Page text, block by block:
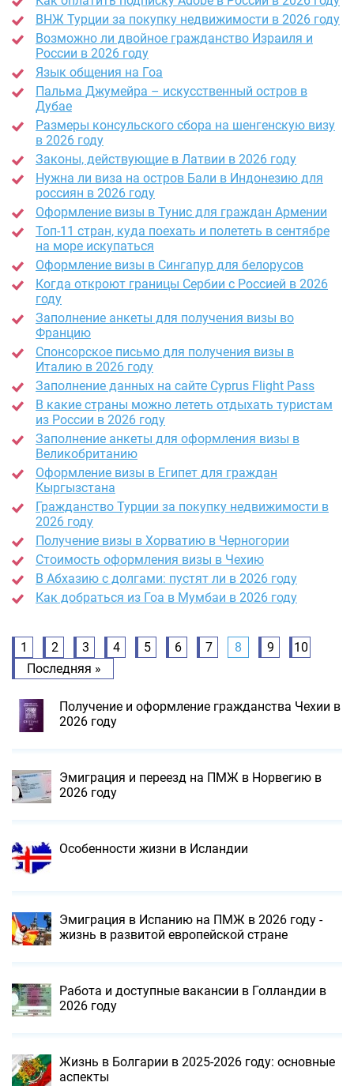
ВНЖ Турции за покупку недвижимости в 2026 году
Возможно ли двойное гражданство Израиля и
России в 2026 году
Язык общения на Гоа
Пальма Джумейра – искусственный остров в
Дубае
Размеры консульского сбора на шенгенскую визу
в 2026 году
Законы, действующие в Латвии в 2026 году
Нужна ли виза на остров Бали в Индонезию для
россиян в 2026 году
Оформление визы в Тунис для граждан Армении
Топ-11 стран, куда поехать и полететь в сентябре
на море искупаться
Оформление визы в Сингапур для белорусов
Когда откроют границы Сербии с Россией в 2026
году
Заполнение анкеты для получения визы во
Францию
Спонсорское письмо для получения визы в
Италию в 2026 году
Заполнение данных на сайте Cyprus Flight Pass
В какие страны можно лететь отдыхать туристам
из России в 2026 году
Заполнение анкеты для оформления визы в
Великобританию
Оформление визы в Египет для граждан
Кыргызстана
Гражданство Турции за покупку недвижимости в
2026 году
Получение визы в Хорватию в Черногории
Стоимость оформления визы в Чехию
В Абхазию с долгами: пустят ли в 2026 году
Как добраться из Гоа в Мумбаи в 2026 году
1 2 3 4 5 6 7 8 9
10
Последняя »
Получение и оформление гражданства Чехии в
2026 году
Эмиграция и переезд на ПМЖ в Норвегию в
2026 году
Особенности жизни в Исландии
Эмиграция в Испанию на ПМЖ в 2026 году -
жизнь в развитой европейской стране
Работа и доступные вакансии в Голландии в
2026 году
Жизнь в Болгарии в 2025-2026 году: основные
аспекты